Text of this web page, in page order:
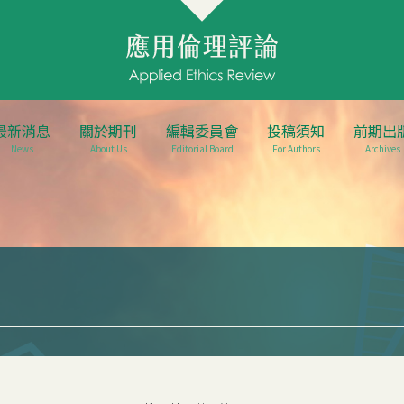
新消息
News
關於期刊
About Us
編輯委員會
Editorial Board
投稿須知
For Authors
前期出
Archives